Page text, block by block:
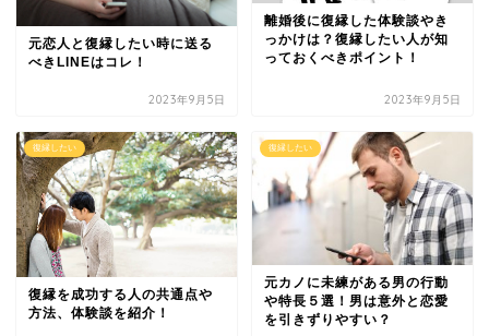
元恋人と復縁したい時に送る
べきLINEはコレ！
2023年9月5日
離婚後に復縁した体験談やき
っかけは？復縁したい人が知
っておくべきポイント！
2023年9月5日
復縁したい
復縁を成功する人の共通点や
方法、体験談を紹介！
復縁したい
元カノに未練がある男の行動
や特長５選！男は意外と恋愛
を引きずりやすい？